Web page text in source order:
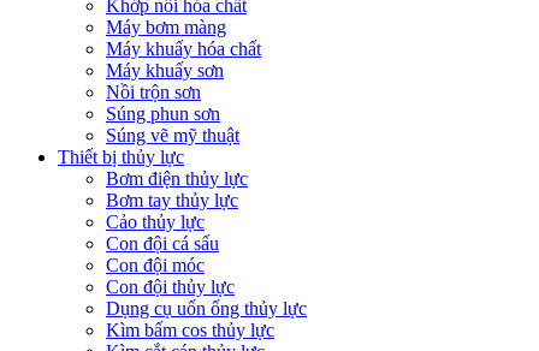
Khớp nối hóa chất
Máy bơm màng
Máy khuấy hóa chất
Máy khuấy sơn
Nồi trộn sơn
Súng phun sơn
Súng vẽ mỹ thuật
Thiết bị thủy lực
Bơm điện thủy lực
Bơm tay thủy lực
Cảo thủy lực
Con đội cá sấu
Con đội móc
Con đội thủy lực
Dụng cụ uốn ống thủy lực
Kìm bấm cos thủy lực